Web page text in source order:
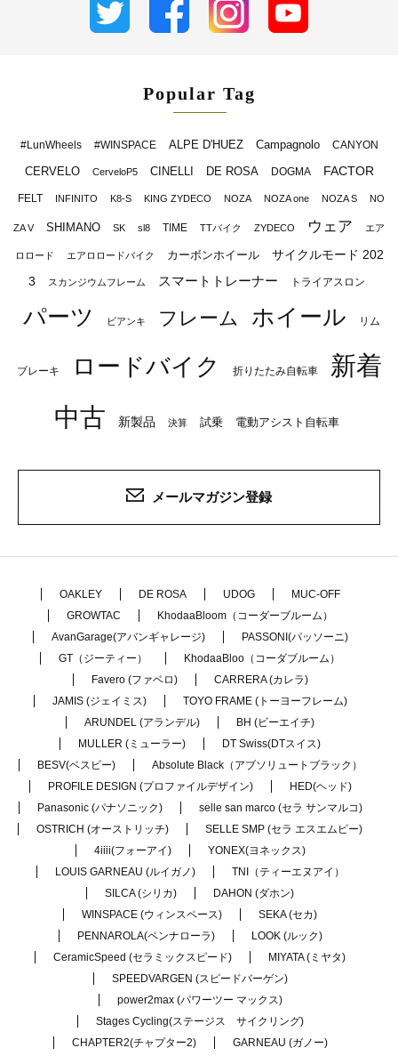
Popular Tag
#LunWheels #WINSPACE ALPE D'HUEZ Campagnolo CANYON
CERVELO CerveloP5 CINELLI DE ROSA DOGMA FACTOR
FELT INFINITO K8-S KING ZYDECO NOZA NOZA one NOZA S NO
ZA V SHIMANO SK sl8 TIME TTバイク ZYDECO ウェア エア
ロロード エアロロードバイク カーボンホイール
サイクルモード 202
3
スカンジウムフレーム スマートトレーナー トライアスロン
パーツ ビアンキ フレーム ホイール リム
ブレーキ ロードバイク 折りたたみ自転車
新着
中古
新製品 決算 試乗 電動アシスト自転車
メールマガジン登録
OAKLEY DE ROSA UDOG
MUC-OFF
GROWTAC
KhodaaBloom（コーダーブルーム）
AvanGarage(アバンギャレージ)
PASSONI(パッソーニ)
GT（ジーティー）
KhodaaBloo（コーダブルーム）
Favero (ファベロ)
CARRERA (カレラ)
JAMIS (ジェイミス)
TOYO FRAME (トーヨーフレーム)
ARUNDEL (アランデル)
BH (ビーエイチ)
MULLER (ミューラー)
DT Swiss(DTスイス)
BESV(ベスビー)
Absolute Black（アブソリュートブラック）
PROFILE DESIGN (プロファイルデザイン)
HED(ヘッド)
Panasonic (パナソニック)
selle san marco (セラ サンマルコ)
OSTRICH (オーストリッチ)
SELLE SMP (セラ エスエムピー)
4iiii(フォーアイ)
YONEX(ヨネックス)
LOUIS GARNEAU (ルイガノ)
TNI（ティーエヌアイ）
SILCA (シリカ)
DAHON (ダホン)
WINSPACE (ウィンスペース)
SEKA (セカ)
PENNAROLA(ペンナローラ)
LOOK (ルック)
CeramicSpeed (セラミックスピード)
MIYATA (ミヤタ)
SPEEDVARGEN (スピードバーゲン)
power2max (パワーツー マックス)
Stages Cycling(ステージス サイクリング)
CHAPTER2(チャプター2)
GARNEAU (ガノー)